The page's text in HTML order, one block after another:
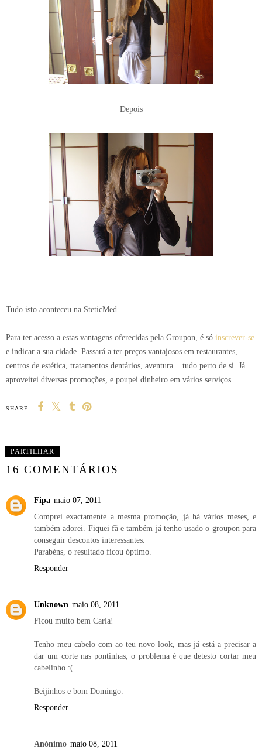
Depois
Tudo isto aconteceu na SteticMed.
Para ter acesso a estas vantagens oferecidas pela Groupon, é só inscrever-se
e indicar a sua cidade. Passará a ter preços vantajosos em restaurantes,
centros de estética, tratamentos dentários, aventura... tudo perto de si. Já
aproveitei diversas promoções, e poupei dinheiro em vários serviços.
SHARE:
PARTILHAR
16 COMENTÁRIOS
Fipa maio 07, 2011
Comprei exactamente a mesma promoção, já há vários meses, e
também adorei. Fiquei fã e também já tenho usado o groupon para
conseguir descontos interessantes.
Parabéns, o resultado ficou óptimo.
Responder
Unknown maio 08, 2011
Ficou muito bem Carla!
Tenho meu cabelo com ao teu novo look, mas já está a precisar a
dar um corte nas pontinhas, o problema é que detesto cortar meu
cabelinho :(
Beijinhos e bom Domingo.
Responder
Anónimo maio 08, 2011